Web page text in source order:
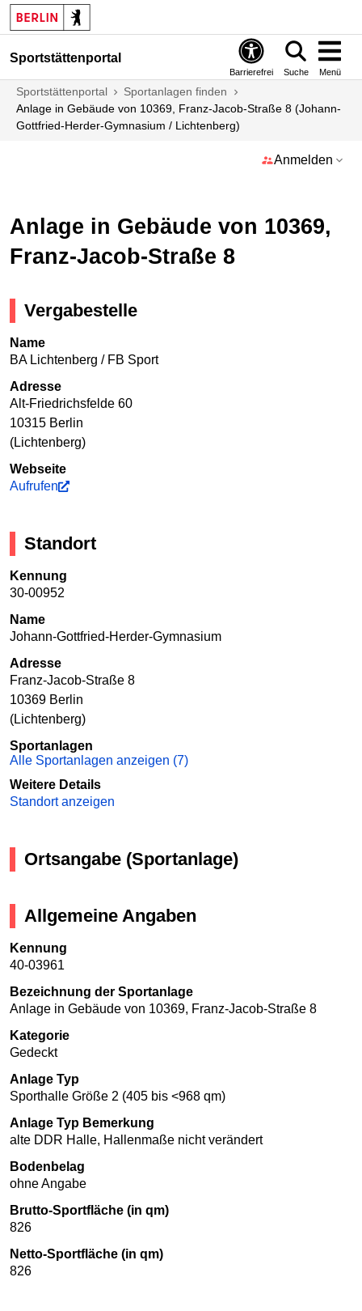
Sportstättenportal
Barrierefrei Suche Menü
Sportstättenportal
Sportanlagen finden
Anlage in Gebäude von 10369, Franz-Jacob-Straße 8 (Johann-
Gottfried-Herder-Gymnasium / Lichtenberg)
Anmelden
Anlage in Gebäude von 10369,
Franz-Jacob-Straße 8
Vergabestelle
Name
BA Lichtenberg / FB Sport
Adresse
Alt-Friedrichsfelde 60
10315 Berlin
(Lichtenberg)
Webseite
Aufrufen
Standort
Kennung
30-00952
Name
Johann-Gottfried-Herder-Gymnasium
Adresse
Franz-Jacob-Straße 8
10369 Berlin
(Lichtenberg)
Sportanlagen
Alle Sportanlagen anzeigen (7)
Weitere Details
Standort anzeigen
Ortsangabe (Sportanlage)
Allgemeine Angaben
Kennung
40-03961
Bezeichnung der Sportanlage
Anlage in Gebäude von 10369, Franz-Jacob-Straße 8
Kategorie
Gedeckt
Anlage Typ
Sporthalle Größe 2 (405 bis <968 qm)
Anlage Typ Bemerkung
alte DDR Halle, Hallenmaße nicht verändert
Bodenbelag
ohne Angabe
Brutto-Sportfläche (in qm)
826
Netto-Sportfläche (in qm)
826